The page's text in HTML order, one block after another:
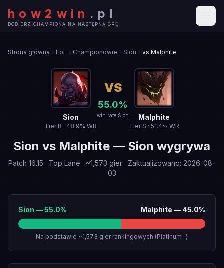
how2win . pl
DOBIERZ CHAMPIONA NA NASTĘPNĄ GRĘ
Strona główna LoL Championowie Sion vs Malphite
Sion
Tier B · 48.9% WR
VS
55.0%
win rate Sion Malphite
Tier S · 51.4% WR
Sion vs Malphite — Sion wygrywa
Patch 16.15 · Top Lane · ~1,573 gier · Zaktualizowano: 2026-08-
03
Sion —55.0% Malphite — 45.0%
Na podstawie ~1,573 gier rankingowych (Platinum+)